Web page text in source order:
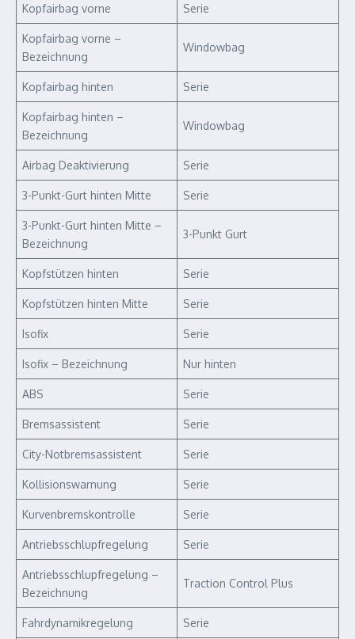
Kopfairbag vorne Serie
Kopfairbag vorne –
Bezeichnung
Windowbag
Kopfairbag hinten Serie
Kopfairbag hinten –
Bezeichnung
Windowbag
Airbag Deaktivierung Serie
3-Punkt-Gurt hinten Mitte Serie
3-Punkt-Gurt hinten Mitte –
Bezeichnung
3-Punkt Gurt
Kopfstützen hinten Serie
Kopfstützen hinten Mitte Serie
Isofix Serie
Isofix – Bezeichnung Nur hinten
ABS Serie
Bremsassistent Serie
City-Notbremsassistent Serie
Kollisionswarnung Serie
Kurvenbremskontrolle Serie
Antriebsschlupfregelung Serie
Antriebsschlupfregelung –
Bezeichnung
Traction Control Plus
Fahrdynamikregelung Serie